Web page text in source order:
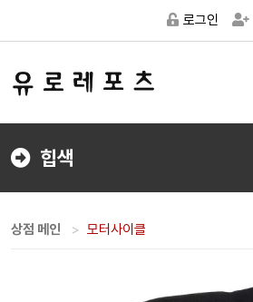
로그인
힙색
상점 메인 모터사이클